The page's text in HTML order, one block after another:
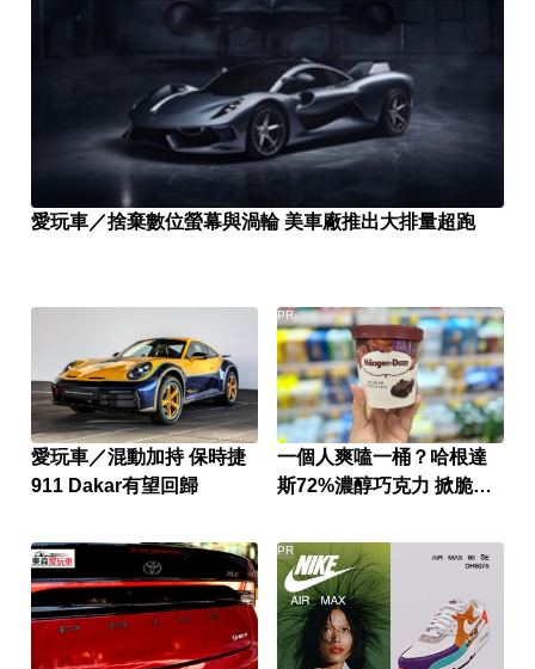
愛玩車／捨棄數位螢幕與渦輪 美車廠推出大排量超跑
愛玩車／混動加持 保時捷
911 Dakar有望回歸
一個人爽嗑一桶？哈根達
斯72%濃醇巧克力 掀脆友
PR
PR